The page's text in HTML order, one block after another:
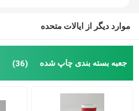
موارد دیگر از ایالات متحده
جعبه بسته بندی چاپ شده (36)